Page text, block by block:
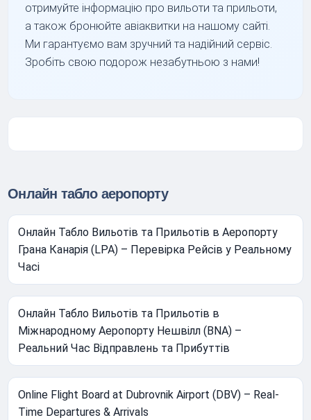
отримуйте інформацію про вильоти та прильоти,
а також бронюйте авіаквитки на нашому сайті.
Ми гарантуємо вам зручний та надійний сервіс.
Зробіть свою подорож незабутньою з нами!
Онлайн табло аеропорту
Онлайн Табло Вильотів та Прильотів в Аеропорту
Грана Канарія (LPA) – Перевірка Рейсів у Реальному
Часі
Онлайн Табло Вильотів та Прильотів в
Міжнародному Аеропорту Нешвілл (BNA) –
Реальний Час Відправлень та Прибуттів
Online Flight Board at Dubrovnik Airport (DBV) – Real-
Time Departures & Arrivals